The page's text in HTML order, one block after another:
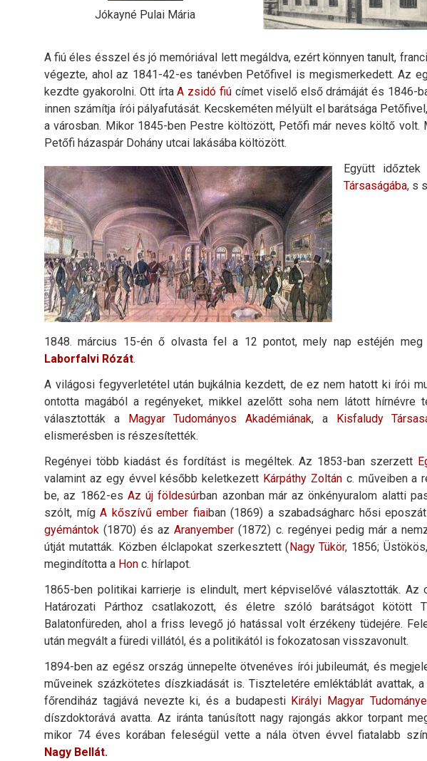
Jókayné Pulai Mária
A fiú éles ésszel és jó memóriával lett megáldva, ezért könnyen tanult,
végezte, ahol az 1841-42-es tanévben Petőfivel is megismerkedett. Az
kezdte gyakorolni. Ott írtaA zsidó fiú címet viselő első drámáját és 1846-
innen számítja írói pályafutását. Kecskeméten mélyült el barátsága
a városban. Mikor 1845-ben Pestre költözött, Petőfi már neves költő
Petőfi házaspár Dohány utcai lakásába költözött.
Együtt
Társaságába, s
1848. március 15-én ő olvasta fel a 12 pontot, mely nap estéjén
Laborfalvi Rózát.
A világosi fegyverletétel után bujkálnia kezdett, de ez nem hatott ki írói
ontotta magából a regényeket, mikkel azelőtt soha nem látott hírnévre
választották a
Magyar Tudományos Akadémiának, a Kisfaludy
elismerésben is részesítették.
Regényei több kiadást és fordítást is megéltek. Az 1853-ban szerzett
valamint az egy évvel később keletkezett Kárpáthy Zoltánc. műveiben a
be, az 1862-es Az új földesúrban azonban már az önkényuralom alatti
szólt, mígA kőszívű ember fiaiban (1869) a szabadságharc hősi
gyémántok (1870) és azAranyember (1872) c. regényei pedig már a
útját mutatták. Közben élclapokat szerkesztett ( Nagy Tükör, 1856;
megindította a Hon c. hírlapot.
1865-ben politikai karrierje is elindult, mert képviselővé választották. Az
Határozati Párthoz csatlakozott, és életre szóló barátságot kötött
Balatonfüreden, ahol a friss levegő jó hatással volt érzékeny tüdejére.
után megvált a füredi villától, és a politikától is fokozatosan visszavonult.
1894-ben az egész ország ünnepelte ötvenéves írói jubileumát, és
műveinek százkötetes díszkiadását is. Tiszteletére emléktáblát avattak,
főrendiház tagjává nevezte ki, és a budapesti Királyi Magyar
díszdoktorává avatta. Az iránta tanúsított nagy rajongás akkor torpant
mikor 74 éves korában feleségül vette a nála ötven évvel fiatalabb
Nagy Bellát.